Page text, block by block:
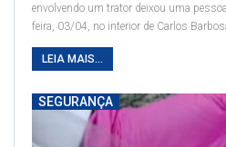
envolvendo um trator deixou uma
feira, 03/04, no interior de Carlos
LEIA MAIS...
SEGURANÇA